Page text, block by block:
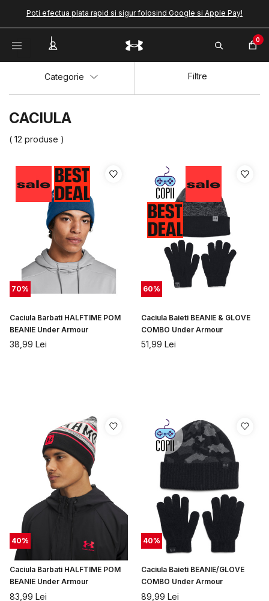
Poti efectua plata rapid si sigur folosind Google si Apple Pay!
0
CACIULA
( 12 produse )
Categorie Filtre
70%
Caciula Barbati HALFTIME POM
BEANIE Under Armour
38,99 Lei
60%
Caciula Baieti BEANIE & GLOVE
COMBO Under Armour
51,99 Lei
40%
Caciula Barbati HALFTIME POM
BEANIE Under Armour
83,99 Lei
40%
Caciula Baieti BEANIE/GLOVE
COMBO Under Armour
89,99 Lei